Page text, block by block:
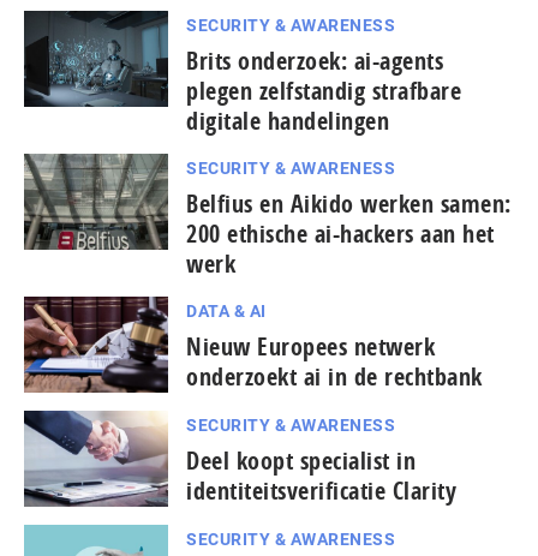
SECURITY & AWARENESS
Brits onderzoek: ai-agents
plegen zelfstandig strafbare
digitale handelingen
SECURITY & AWARENESS
Belfius en Aikido werken samen:
200 ethische ai-hackers aan het
werk
DATA & AI
Nieuw Europees netwerk
onderzoekt ai in de rechtbank
SECURITY & AWARENESS
Deel koopt specialist in
identiteitsverificatie Clarity
SECURITY & AWARENESS